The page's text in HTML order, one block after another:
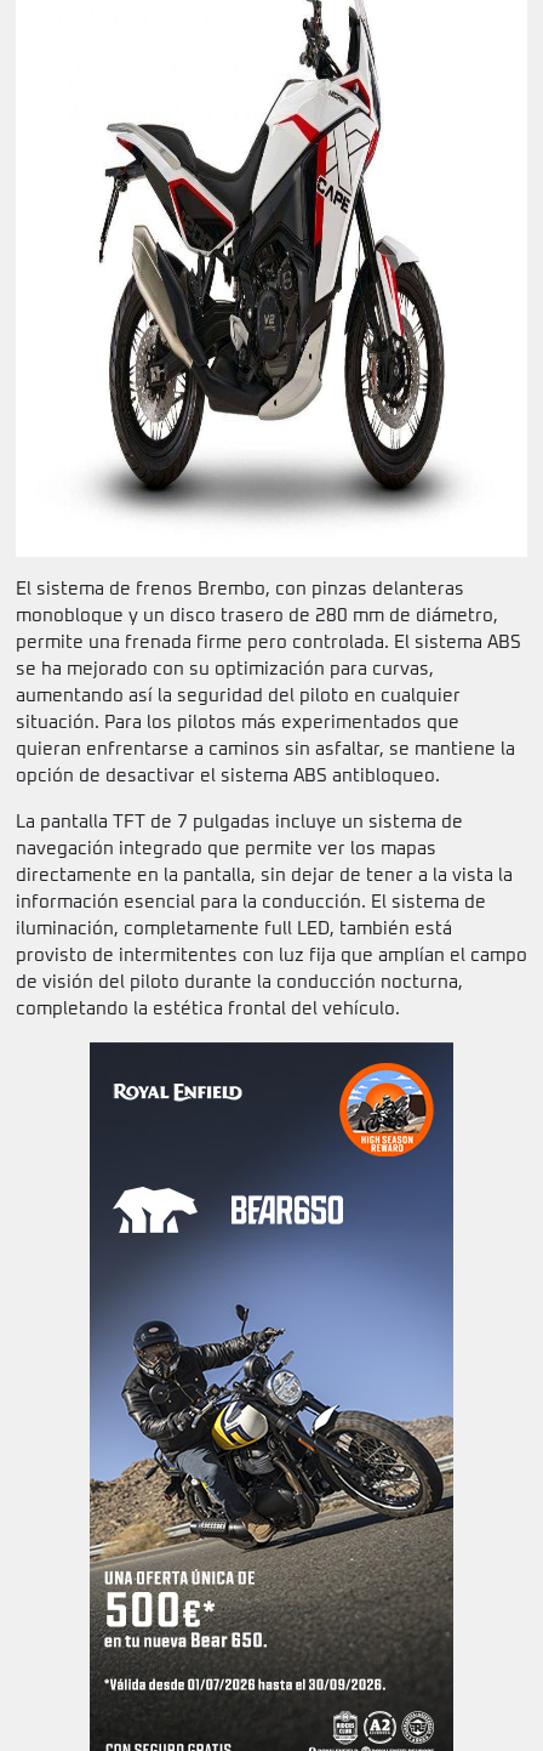
El sistema de frenos Brembo, con pinzas delanteras
monobloque y un disco trasero de 280 mm de diámetro,
permite una frenada firme pero controlada. El sistema ABS
se ha mejorado con su optimización para curvas,
aumentando así la seguridad del piloto en cualquier
situación. Para los pilotos más experimentados que
quieran enfrentarse a caminos sin asfaltar, se mantiene la
opción de desactivar el sistema ABS antibloqueo.
La pantalla TFT de 7 pulgadas incluye un sistema de
navegación integrado que permite ver los mapas
directamente en la pantalla, sin dejar de tener a la vista la
información esencial para la conducción. El sistema de
iluminación, completamente full LED, también está
provisto de intermitentes con luz fija que amplían el campo
de visión del piloto durante la conducción nocturna,
completando la estética frontal del vehículo.